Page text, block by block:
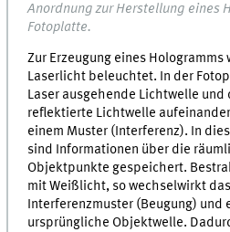
Anordnung zur Herstellung eines
Fotoplatte.
Zur Erzeugung eines
Laserlicht beleuchtet. In der
Laser ausgehende Lichtwelle und
reflektierte Lichtwelle
einem Muster (Interferenz). In
sind Informationen über die
Objektpunkte gespeichert.
mit Weißlicht, so wechselwirkt
Interferenzmuster (Beugung)
ursprüngliche Objektwelle.